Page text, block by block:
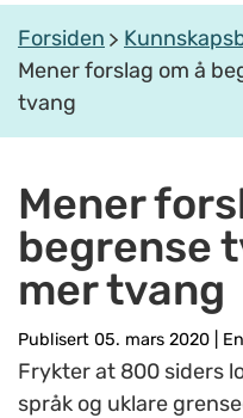
Forsiden
Mener forslag om å
tvang
Mener
begrense
mer tvang
Publisert 05. mars 2020
Frykter at 800 siders
språk og uklare